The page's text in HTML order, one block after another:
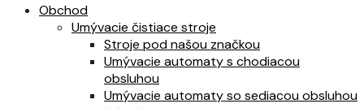
Obchod
Umývacie čistiace stroje
Stroje pod našou značkou
Umývacie automaty s chodiacou
obsluhou
Umývacie automaty so sediacou obsluhou